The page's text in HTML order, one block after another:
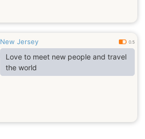
New Jersey 0.5
Love to meet new people and travel
the world